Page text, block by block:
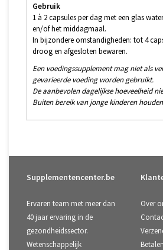
Gebruik
1 à 2 capsules per dag met een glas
en/of het middagmaal.
In bijzondere omstandigheden: tot 4
droog en afgesloten bewaren.
Een voedingssupplement mag niet als
gevarieerde voeding worden gebruikt.
De aanbevolen dagelijkse hoeveelheid
Buiten bereik van jonge kinderen
Supplementencenter.be
Ervaren team met meer dan
40 jaar ervaring in de
gezondheidssector.
Wetenschappelijk
Over
Betalen